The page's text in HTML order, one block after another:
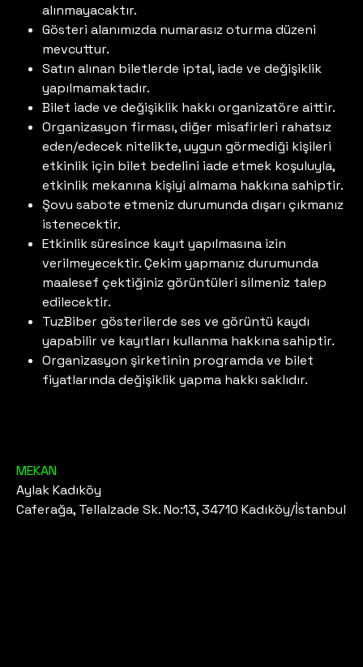
alınmayacaktır.
Gösteri alanımızda numarasız oturma düzeni
mevcuttur.
Satın alınan biletlerde iptal, iade ve değişiklik
yapılmamaktadır.
Bilet iade ve değişiklik hakkı organizatöre aittir.
Organizasyon firması, diğer misafirleri rahatsız
eden/edecek nitelikte, uygun görmediği kişileri
etkinlik için bilet bedelini iade etmek koşuluyla,
etkinlik mekanına kişiyi almama hakkına sahiptir.
Şovu sabote etmeniz durumunda dışarı çıkmanız
istenecektir.
Etkinlik süresince kayıt yapılmasına izin
verilmeyecektir. Çekim yapmanız durumunda
maalesef çektiğiniz görüntüleri silmeniz talep
edilecektir.
TuzBiber gösterilerde ses ve görüntü kaydı
yapabilir ve kayıtları kullanma hakkına sahiptir.
Organizasyon şirketinin programda ve bilet
fiyatlarında değişiklik yapma hakkı saklıdır.
MEKAN
Aylak Kadıköy
Caferağa, Tellalzade Sk. No:13, 34710 Kadıköy/İstanbul